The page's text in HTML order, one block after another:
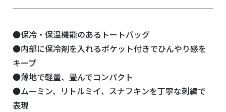
●保冷・保温機能のあるトートバッグ
●内部に保冷剤を入れるポケット付きでひんやり感を
キープ
●薄地で軽量、畳んでコンパクト
●ムーミン、リトルミイ、スナフキンを丁寧な刺繍で
表現